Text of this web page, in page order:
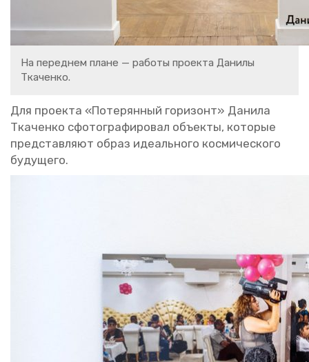
На пе­ред­нем плане — ра­бо­ты про­ек­та Да­ни­лы
Тка­чен­ко.
Для про­ек­та «По­те­рян­ный го­ри­зонт» Да­ни­ла
Тка­чен­ко сфо­то­гра­фи­ро­вал объ­ек­ты, ко­то­рые
пред­став­ля­ют образ иде­аль­но­го кос­ми­че­ско­го
бу­ду­ще­го.